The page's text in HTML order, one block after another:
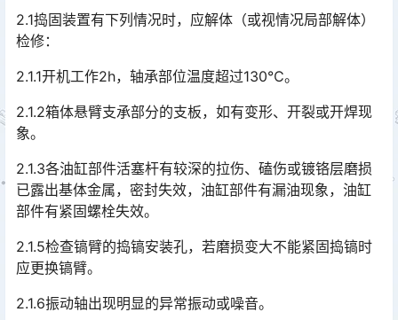
2.1捣固装置有下列情况时，应解体（或视情况局部解体）
检修：
2.1.1开机工作2h，轴承部位温度超过130℃。
2.1.2箱体悬臂支承部分的支板，如有变形、开裂或开焊现
象。
2.1.3各油缸部件活塞杆有较深的拉伤、磕伤或镀铬层磨损
已露出基体金属，密封失效，油缸部件有漏油现象，油缸
部件有紧固螺栓失效。
2.1.5检查镐臂的捣镐安装孔，若磨损变大不能紧固捣镐时
应更换镐臂。
2.1.6振动轴出现明显的异常振动或噪音。